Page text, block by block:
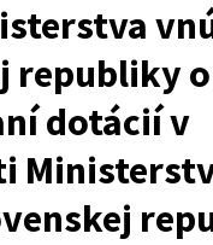
republiky o
dotácií v